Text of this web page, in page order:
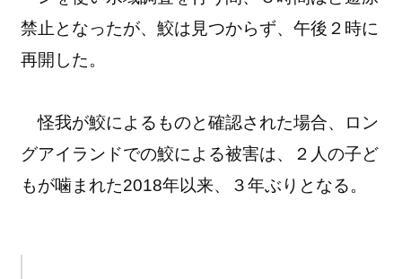
禁止となったが、鮫は見つからず、午後２時に
再開した。
怪我が鮫によるものと確認された場合、ロン
グアイランドでの鮫による被害は、２人の子ど
もが噛まれた2018年以来、３年ぶりとなる。